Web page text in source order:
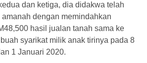
dan ketiga, dia didakwa telah
dengan memindahkan
hasil jualan tanah sama ke
syarikat milik anak tirinya pada 8
1 Januari 2020.